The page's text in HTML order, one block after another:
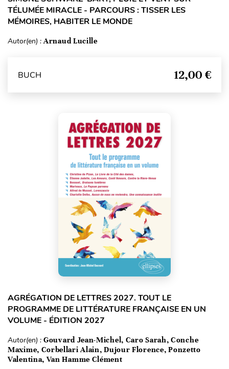
TÉLUMÉE MIRACLE - PARCOURS : TISSER LES
MÉMOIRES, HABITER LE MONDE
Autor(en) :Arnaud Lucille
BUCH 12,00 €
AGRÉGATION DE LETTRES 2027. TOUT LE
PROGRAMME DE LITTÉRATURE FRANÇAISE EN UN
VOLUME - ÉDITION 2027
Autor(en) : Gouvard Jean-Michel, Caro Sarah, Conche
Maxime, Corbellari Alain, Dujour Florence, Ponzetto
Valentina, Van Hamme Clément